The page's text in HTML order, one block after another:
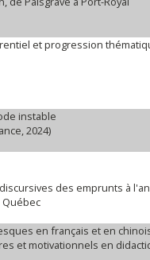
et progression
instable
2024)
des emprunts à
en français et en
et motivationnels en